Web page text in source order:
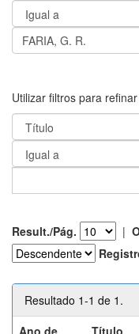
Utilizar filtros para
Result./Pág. |
Resultado 1-1 de 1.
Ano de
Título